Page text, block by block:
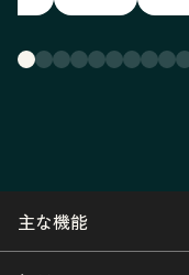
主な機能